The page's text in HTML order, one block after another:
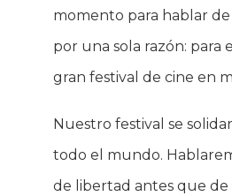
momento para hablar de
por una sola razón:
gran festival de cine en
Nuestro festival se
todo el mundo.
de libertad antes que